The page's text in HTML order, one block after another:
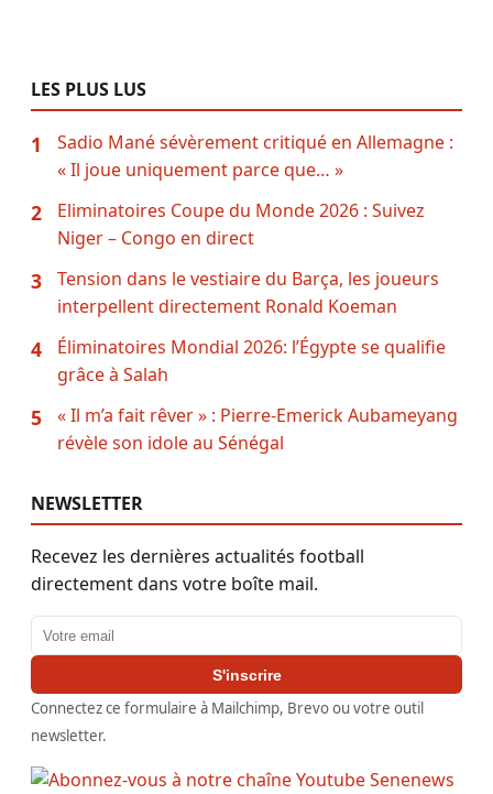
LES PLUS LUS
1
Sadio Mané sévèrement critiqué en Allemagne :
« Il joue uniquement parce que… »
2
Eliminatoires Coupe du Monde 2026 : Suivez
Niger – Congo en direct
3
Tension dans le vestiaire du Barça, les joueurs
interpellent directement Ronald Koeman
4
Éliminatoires Mondial 2026: l’Égypte se qualifie
grâce à Salah
5
« Il m’a fait rêver » : Pierre-Emerick Aubameyang
révèle son idole au Sénégal
NEWSLETTER
Recevez les dernières actualités football
directement dans votre boîte mail.
Adresse email
S'inscrire
Connectez ce formulaire à Mailchimp, Brevo ou votre outil
newsletter.